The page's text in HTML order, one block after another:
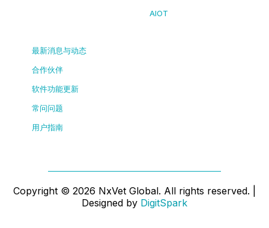
AIOT
最新消息与动态
合作伙伴
软件功能更新
常问问题
用户指南
Copyright © 2026 NxVet Global. All rights reserved. |
Designed by DigitSpark